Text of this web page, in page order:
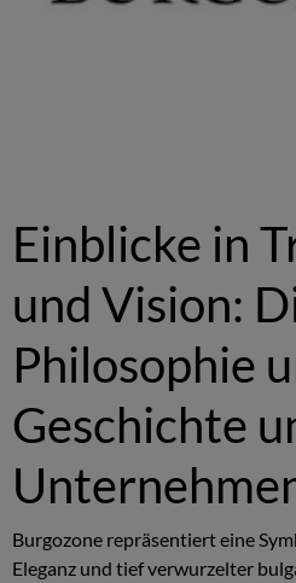
Einblicke in
und Vision:
Philosophie
Geschichte
Burgozone repräsentiert eine
Eleganz und tief verwurzelter